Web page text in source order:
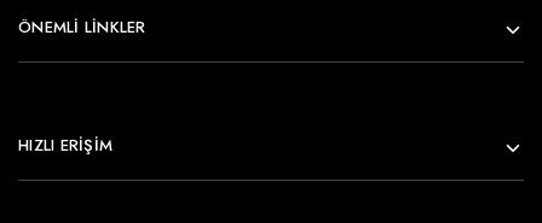
ÖNEMLI LINKLER
HIZLI ERİŞİM